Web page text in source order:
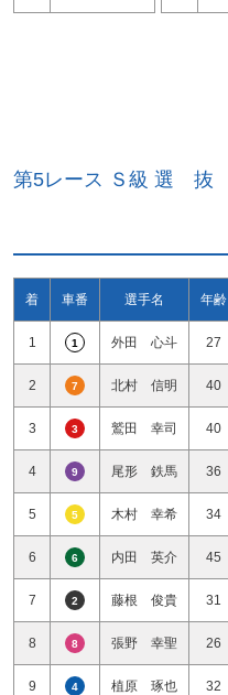
第5レース Ｓ級 選 抜
着 車番 選手名 年齢
1 1 外田 心斗 27
2 7 北村 信明 40
3 3 鷲田 幸司 40
4 9 尾形 鉄馬 36
5 5 木村 幸希 34
6 6 内田 英介 45
7 2 藤根 俊貴 31
8 8 張野 幸聖 26
9 4 植原 琢也 32